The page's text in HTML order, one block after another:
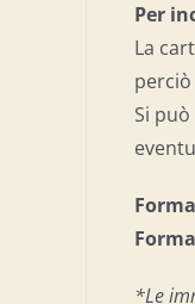
Per
La
Si
*Le